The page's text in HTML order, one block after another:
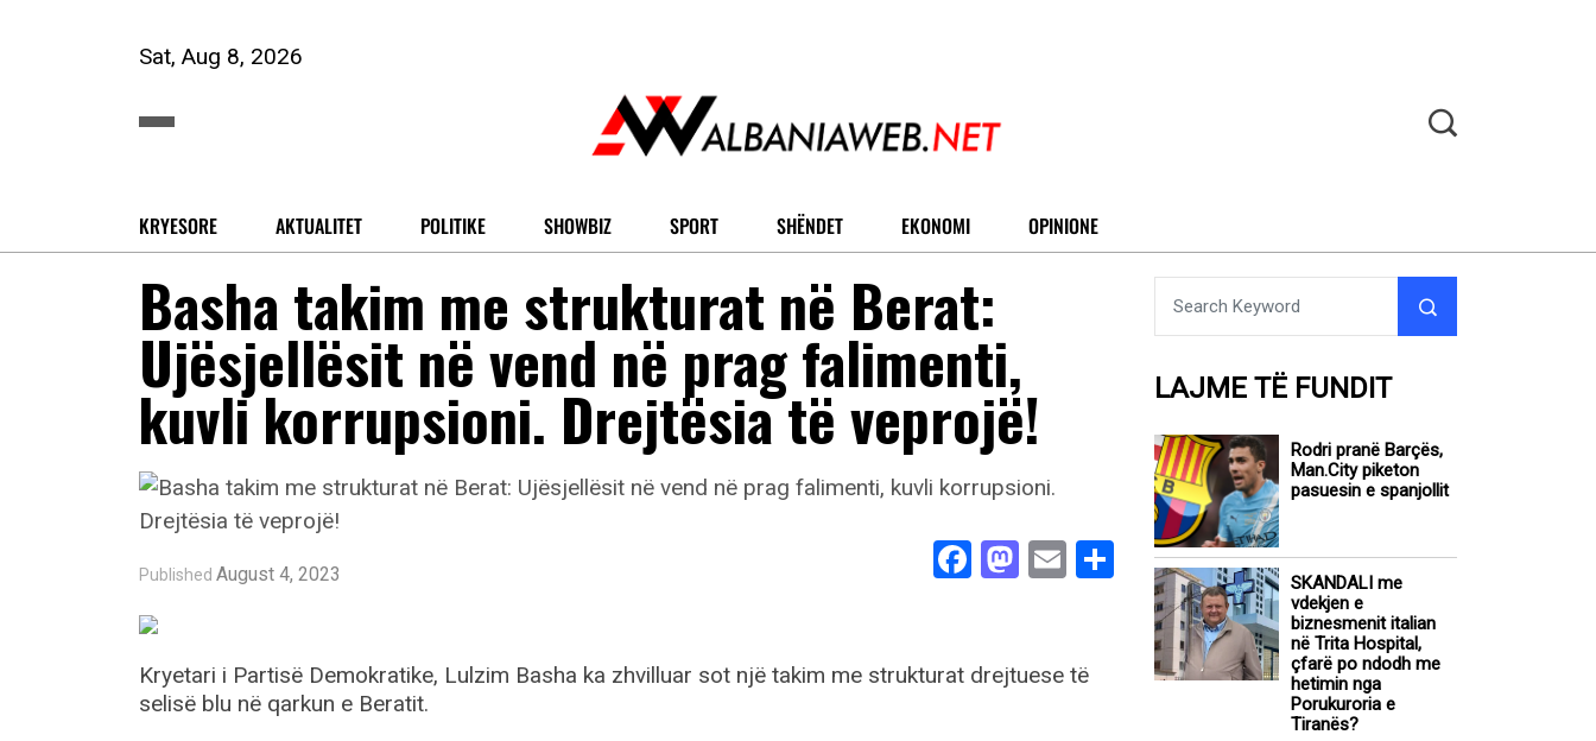
Sat, Aug 8, 2026
KRYESORE AKTUALITET POLITIKE SHOWBIZ SPORT SHËNDET EKONOMI OPINIONE
Basha takim me strukturat në Berat:
Ujësjellësit në vend në prag falimenti,
kuvli korrupsioni. Drejtësia të veprojë!
Published August 4, 2023 Facebook
Mastodon
EmailShare
Kryetari i Partisë Demokratike, Lulzim Basha ka zhvilluar sot një takim me strukturat drejtuese të
selisë blu në qarkun e Beratit.
LAJME TË FUNDIT
Rodri pranë Barçës,
Man.City piketon
pasuesin e spanjollit
SKANDALI me
vdekjen e
biznesmenit italian
në Trita Hospital,
çfarë po ndodh me
hetimin nga
Porukuroria e
Tiranës?